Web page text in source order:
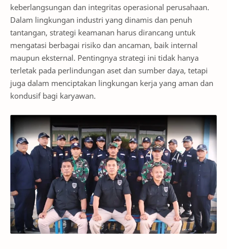
keberlangsungan dan integritas operasional perusahaan.
Dalam lingkungan industri yang dinamis dan penuh
tantangan, strategi keamanan harus dirancang untuk
mengatasi berbagai risiko dan ancaman, baik internal
maupun eksternal. Pentingnya strategi ini tidak hanya
terletak pada perlindungan aset dan sumber daya, tetapi
juga dalam menciptakan lingkungan kerja yang aman dan
kondusif bagi karyawan.